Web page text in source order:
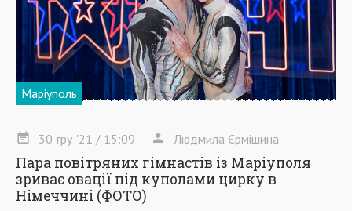
Маріуполь
30 гру '21 / 15:09 Людмила Єрмішина
Пара повітряних гімнастів із Маріуполя
зриває овації під куполами цирку в
Німеччині (ФОТО)